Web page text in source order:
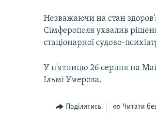
Незважаючи на стан
Сімферополя ухвалив
стаціонарної судово-
У п'ятницю 26 серпня на
Ільмі Умерова.
Поділитись Читати